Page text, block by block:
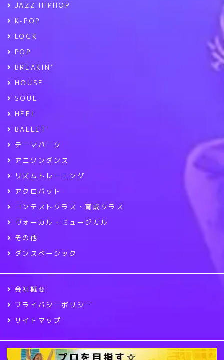
JAZZ HIPHOP
K-POP
LOCK
POP
BREAKIN’
HOUSE
SOUL
HEEL
BALLET
テーマパーク
アニソンダンス
リズムトレーニング
アクロバット
コンテストクラス・育成クラス
ヴォーカル・ミュージカル
その他
ダンスベーシック
会社概要
プライバシーポリシー
サイトマップ